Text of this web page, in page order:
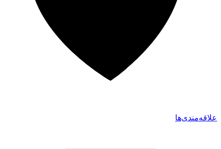
علاقه‌مندی‌ها